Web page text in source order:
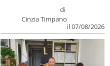
di
Cinzia Timpano
il 07/08/2026